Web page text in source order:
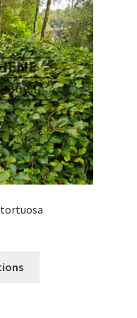
peuvent
être
choisies
sur
la
page
du
produit
tortuosa